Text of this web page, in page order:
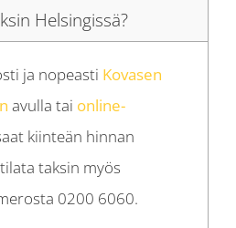
Helsingissä?
ja nopeasti Kovasen
avulla tai online-
kiinteän hinnan
taksin myös
0200 6060.